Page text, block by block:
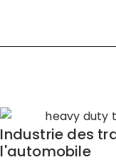
Industrie des
l'automobile